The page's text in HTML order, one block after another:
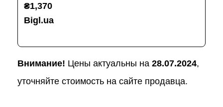
₴1,370
Bigl.ua
Внимание! Цены актуальны на 28.07.2024,
уточняйте стоимость на сайте продавца.